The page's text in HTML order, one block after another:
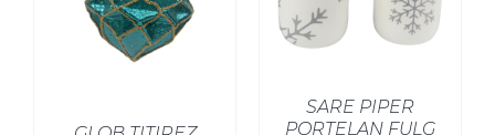
/
SARE PIPER
PORTELAN FULG